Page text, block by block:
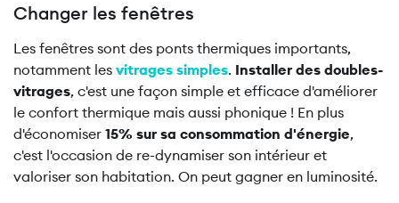
Changer les fenêtres
Les fenêtres sont des ponts thermiques importants,
notamment les vitrages simples. Installer des doubles-
vitrages, c'est une façon simple et efficace d'améliorer
le confort thermique mais aussi phonique ! En plus
d'économiser 15% sur sa consommation d'énergie,
c'est l'occasion de re-dynamiser son intérieur et
valoriser son habitation. On peut gagner en luminosité.